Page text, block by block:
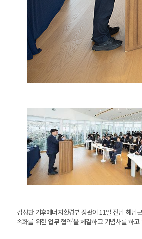
김성환 기후에너지환경부 장관이 11일 전남 해남
속화를 위한 업무 협약'을 체결하고 기념사를 하고